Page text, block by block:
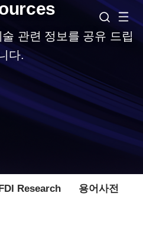
관련 정보를 공유 드립
다.
Research 용어사전